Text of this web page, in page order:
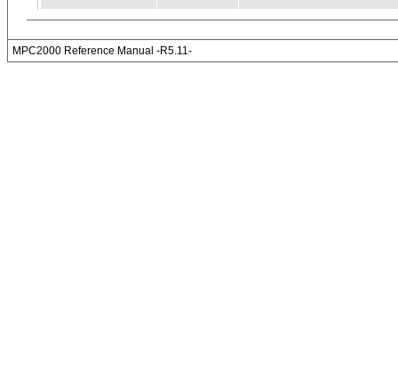
MPC2000 Reference Manual -R5.11-